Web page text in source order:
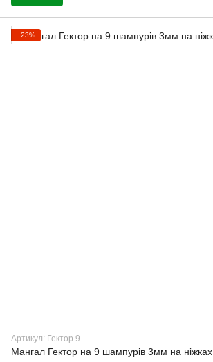
−23%
Артикул: Гектор 9
Мангал Гектор на 9 шампурів 3мм на ніжках